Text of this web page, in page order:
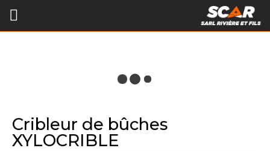
Cribleur de bûches
XYLOCRIBLE